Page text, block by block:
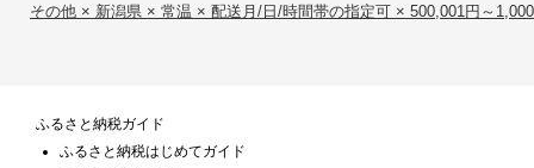
その他 × 新潟県 × 常温 × 配送月/日/時間帯の指定可 × 500,001円～
ふるさと納税ガイド
ふるさと納税はじめてガイド